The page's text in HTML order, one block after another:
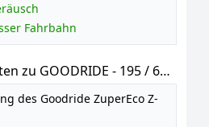
Fahrbahn
zu GOODRIDE - 195 / 65
des Goodride ZuperEco Z-